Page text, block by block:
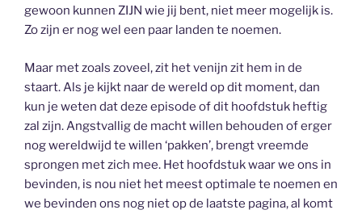
gewoon kunnen ZIJN wie jij bent, niet meer mogelijk is.
Zo zijn er nog wel een paar landen te noemen.
Maar met zoals zoveel, zit het venijn zit hem in de
staart. Als je kijkt naar de wereld op dit moment, dan
kun je weten dat deze episode of dit hoofdstuk heftig
zal zijn. Angstvallig de macht willen behouden of erger
nog wereldwijd te willen ‘pakken’, brengt vreemde
sprongen met zich mee. Het hoofdstuk waar we ons in
bevinden, is nou niet het meest optimale te noemen en
we bevinden ons nog niet op de laatste pagina, al komt